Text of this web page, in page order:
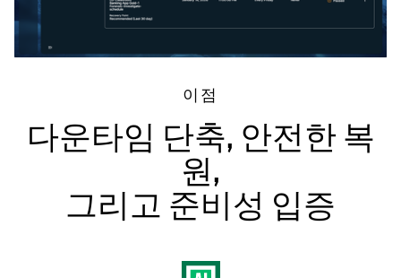
이점
다운타임 단축, 안전한 복
원,
그리고 준비성 입증